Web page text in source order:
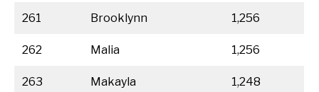
261 Brooklynn 1,256
262 Malia 1,256
263 Makayla 1,248